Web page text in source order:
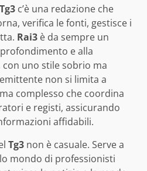
Tg3 c’è una redazione che
verifica le fonti, gestisce i
Rai3 è da sempre un
e alla
uno stile sobrio ma
non si limita a
complesso che coordina
e registi, assicurando
affidabili.
Tg3 non è casuale. Serve a
mondo di professionisti